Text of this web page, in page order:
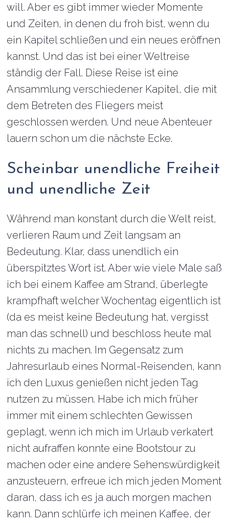
will. Aber es gibt immer wieder Momente
und Zeiten, in denen du froh bist, wenn du
ein Kapitel schließen und ein neues eröffnen
kannst. Und das ist bei einer Weltreise
ständig der Fall. Diese Reise ist eine
Ansammlung verschiedener Kapitel, die mit
dem Betreten des Fliegers meist
geschlossen werden. Und neue Abenteuer
lauern schon um die nächste Ecke.
Scheinbar unendliche Freiheit
und unendliche Zeit
Während man konstant durch die Welt reist,
verlieren Raum und Zeit langsam an
Bedeutung. Klar, dass unendlich ein
überspitztes Wort ist. Aber wie viele Male saß
ich bei einem Kaffee am Strand, überlegte
krampfhaft welcher Wochentag eigentlich ist
(da es meist keine Bedeutung hat, vergisst
man das schnell) und beschloss heute mal
nichts zu machen. Im Gegensatz zum
Jahresurlaub eines Normal-Reisenden, kann
ich den Luxus genießen nicht jeden Tag
nutzen zu müssen. Habe ich mich früher
immer mit einem schlechten Gewissen
geplagt, wenn ich mich im Urlaub verkatert
nicht aufraffen konnte eine Bootstour zu
machen oder eine andere Sehenswürdigkeit
anzusteuern, erfreue ich mich jeden Moment
daran, dass ich es ja auch morgen machen
kann. Dann schlürfe ich meinen Kaffee, der